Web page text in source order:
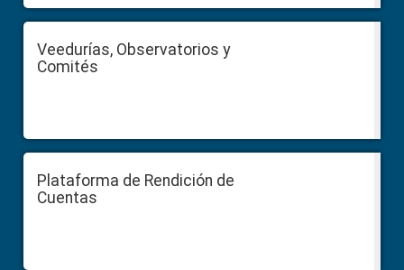
Veedurías, Observatorios y
Comités
Plataforma de Rendición de
Cuentas